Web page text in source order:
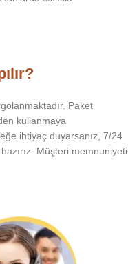
Paket
kullanmaya
ihtiyaç duyarsanız, 7/24
Müşteri memnuniyeti